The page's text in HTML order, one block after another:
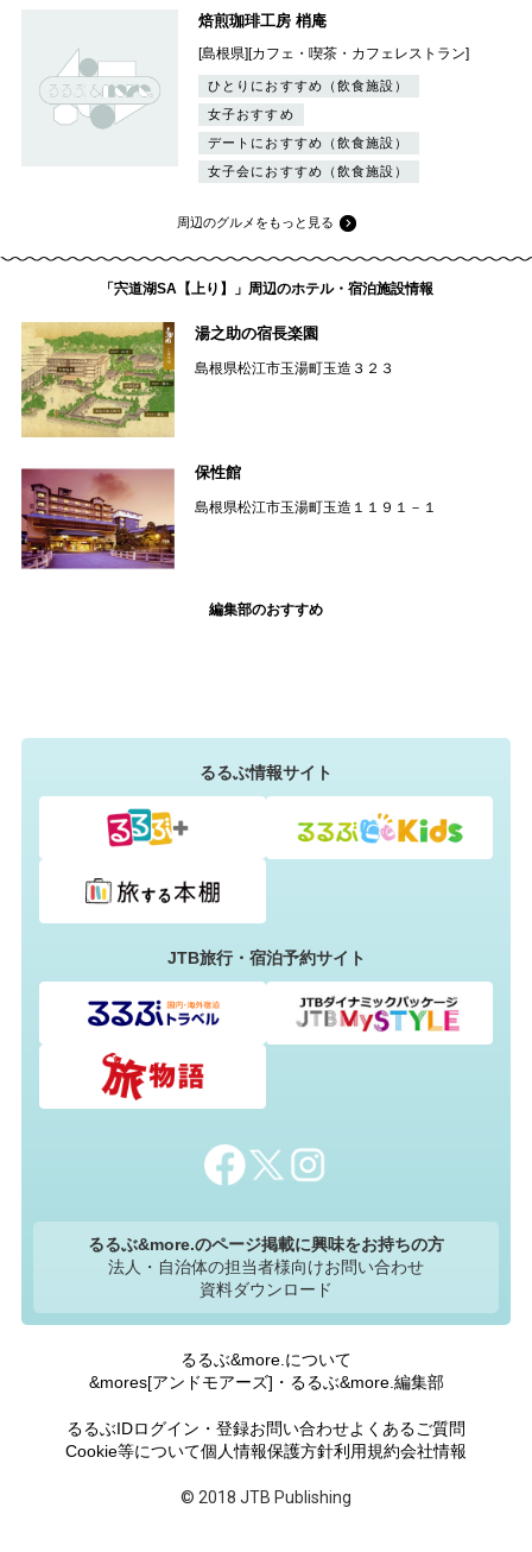
焙煎珈琲工房 梢庵
[島根県][カフェ・喫茶・カフェレストラン]
ひとりにおすすめ（飲食施設）
女子おすすめ
デートにおすすめ（飲食施設）
女子会におすすめ（飲食施設）
周辺のグルメをもっと見る
「宍道湖SA【上り】」周辺のホテル・宿泊施設情報
湯之助の宿長楽園
島根県松江市玉湯町玉造３２３
保性館
島根県松江市玉湯町玉造１１９１－１
編集部のおすすめ
るるぶ情報サイト
JTB旅行・宿泊予約サイト
るるぶ&more.のページ掲載に興味をお持ちの方
法人・自治体の担当者様向けお問い合わせ
資料ダウンロード
るるぶ&more.について
&mores[アンドモアーズ]・るるぶ&more.編集部
るるぶIDログイン・登録お問い合わせよくあるご質問
Cookie等について個人情報保護方針利用規約会社情報
© 2018 JTB Publishing